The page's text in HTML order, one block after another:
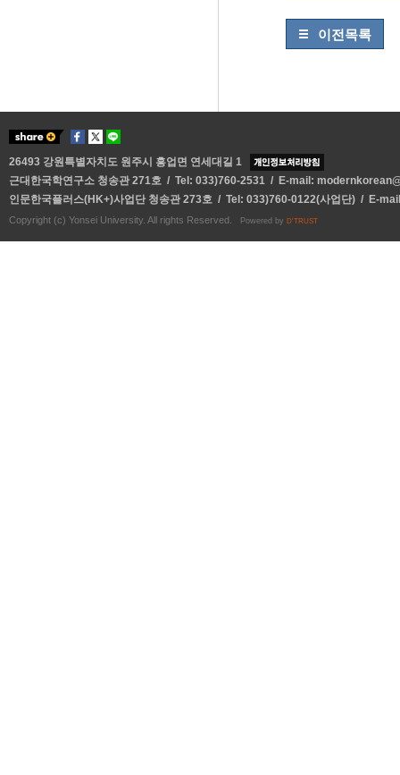
이전목록
26493 강원특별자치도 원주시 흥업면 연세대길 1
근대한국학연구소 청송관 271호 / Tel: 033)760-2531 / E-mail:
인문한국플러스(HK+)사업단 청송관 273호 / Tel: 033)760-0122(사업단) / E-
Copyright (c) Yonsei University. All rights Reserved. Powered by D'TRUST